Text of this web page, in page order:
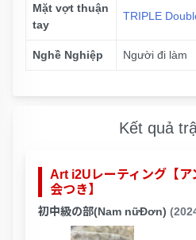
Mặt vợt thuận
tay
TRIPLE
Nghề Nghiệp Người đi làm
Kết quả
Art i2Uレーティング【ア
会つき】
初中級の部(Nam nữĐơn)